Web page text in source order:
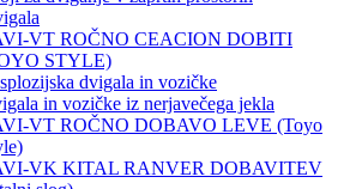
VT ROČNO CEACION DOBITI
STYLE)
dvigala in vozičke
in vozičke iz nerjavečega jekla
VT ROČNO DOBAVO LEVE (Toyo
VK KITAL RANVER DOBAVITEV